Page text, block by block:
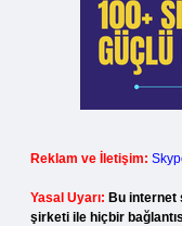
Reklam ve İletişim:
Yasal Uyarı: Bu internet
şirketi ile hiçbir